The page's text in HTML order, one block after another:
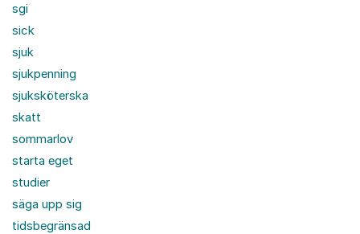
sgi
sick
sjuk
sjukpenning
sjuksköterska
skatt
sommarlov
starta eget
studier
säga upp sig
tidsbegränsad